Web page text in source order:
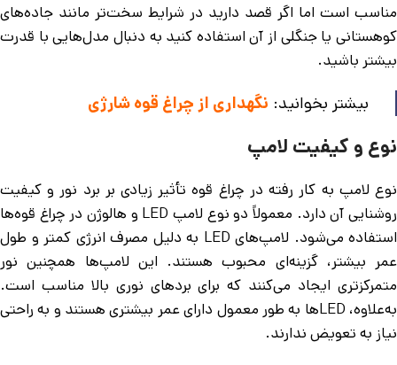
مناسب است اما اگر قصد دارید در شرایط سخت‌تر مانند جاده‌های
کوهستانی یا جنگلی از آن استفاده کنید به دنبال مدل‌هایی با قدرت
بیشتر باشید.
بیشتر بخوانید: نگهداری از چراغ قوه شارژی
نوع و کیفیت لامپ
نوع لامپ به کار رفته در چراغ قوه تأثیر زیادی بر برد نور و کیفیت
روشنایی آن دارد. معمولاً دو نوع لامپ LED و هالوژن در چراغ قوه‌ها
استفاده می‌شود. لامپ‌های LED به دلیل مصرف انرژی کمتر و طول
عمر بیشتر، گزینه‌ای محبوب هستند. این لامپ‌ها همچنین نور
متمرکزتری ایجاد می‌کنند که برای بردهای نوری بالا مناسب است.
به‌علاوه، LED‌ها به طور معمول دارای عمر بیشتری هستند و به راحتی
نیاز به تعویض ندارند.